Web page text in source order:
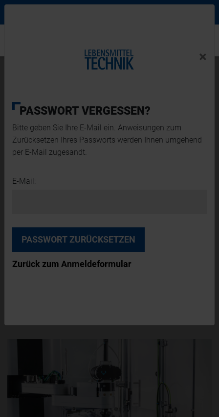
Home ×
PASSWORT VERGESSEN?
Bitte geben Sie Ihre E-Mail ein. Anweisungen zum
Zurücksetzen Ihres Passworts werden Ihnen umgehend
per E-Mail zugesandt.
E-Mail:
Zurück zum Anmeldeformular
KLEINE KRAFTPAKETE VERRINGERN DEN
Seine Serie motorintegrierter Antriebe hat B&R